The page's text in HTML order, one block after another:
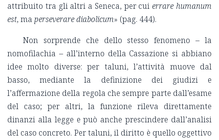
attribuito tra gli altri a Seneca, per cuierrare humanum
est, ma perseverare diabolicum» (pag. 444).
Non sorprende che dello stesso fenomeno – la
nomofilachia – all’interno della Cassazione si abbiano
idee molto diverse: per taluni, l’attività muove dal
basso, mediante la definizione dei giudizi e
l’affermazione della regola che sempre parte dall’esame
del caso; per altri, la funzione rileva direttamente
dinanzi alla legge e può anche prescindere dall’analisi
del caso concreto. Per taluni, il diritto è quello oggettivo